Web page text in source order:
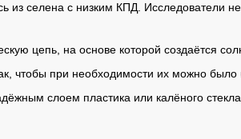
селена с низким КПД. Исследователи
цепь, на основе которой создаётся
чтобы при необходимости их можно
слоем пластика или калёного